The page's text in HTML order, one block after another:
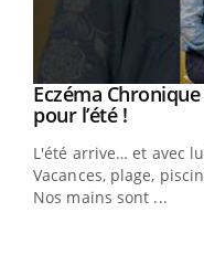
Youtube
Eczéma
pour l’été !Youtube
L'été arrive… et avec
Vacances, plage,
Nos mains sont ...